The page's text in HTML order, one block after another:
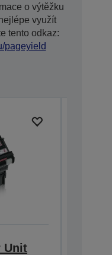
o výtěžku
využít
tento odkaz:
pageyield
Unit